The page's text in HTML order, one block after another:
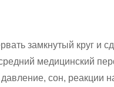
замкнутый круг и
медицинский
сон, реакции